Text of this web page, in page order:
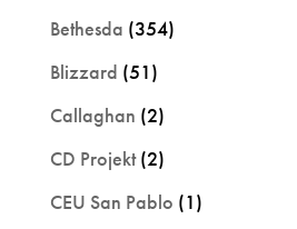
Bethesda (354)
Blizzard (51)
Callaghan (2)
CD Projekt(2)
CEU San Pablo (1)